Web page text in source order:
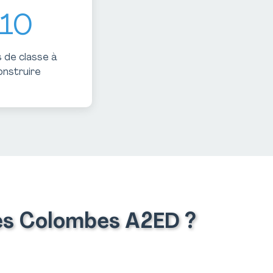
de classe à
Colombes A2ED ?